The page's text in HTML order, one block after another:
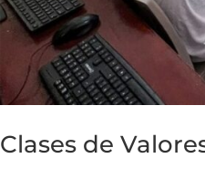
Clases de